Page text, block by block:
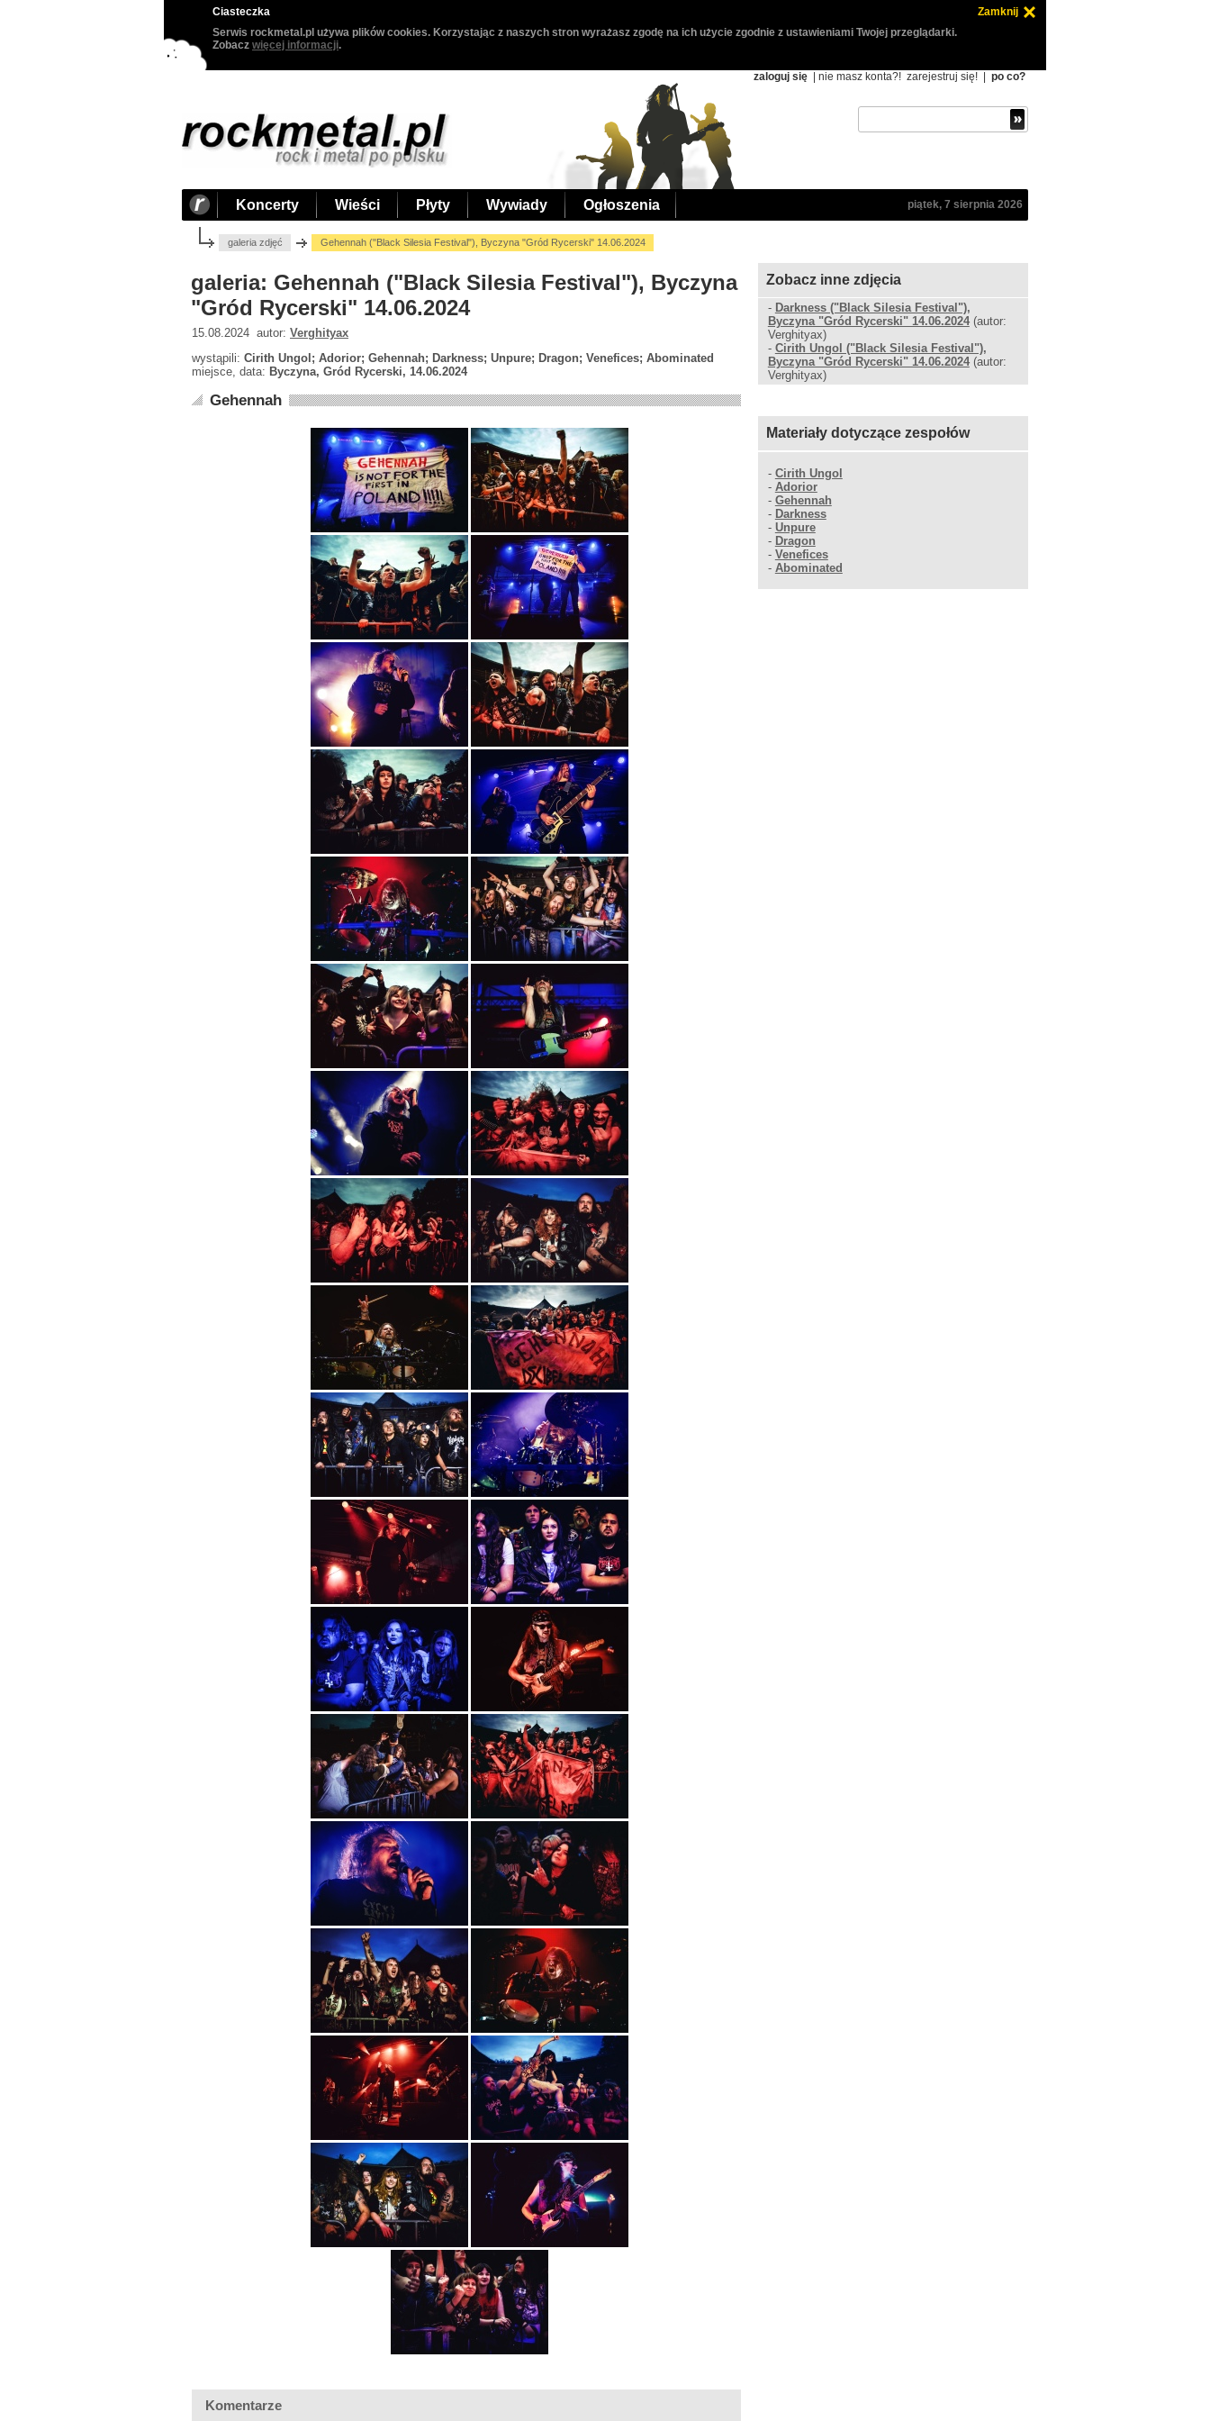
Ciasteczka
Zamknij
Serwis rockmetal.pl używa plików cookies. Korzystając z naszych stron wyrażasz zgodę na ich użycie zgodnie z ustawieniami Twojej przeglądarki.
Zobacz więcej informacji.
zaloguj się | nie masz konta?! zarejestruj się! po co?
Koncerty Wieści Płyty Wywiady Ogłoszenia piątek, 7 sierpnia 2026
galeria zdjęć Gehennah ("Black Silesia Festival"), Byczyna "Gród Rycerski" 14.06.2024
galeria: Gehennah ("Black Silesia Festival"), Byczyna
"Gród Rycerski" 14.06.2024
15.08.2024 autor: Verghityax
wystąpili: Cirith Ungol; Adorior; Gehennah; Darkness; Unpure; Dragon; Venefices; Abominated
miejsce, data: Byczyna, Gród Rycerski, 14.06.2024
Gehennah
Komentarze
Zobacz inne zdjęcia
- Darkness ("Black Silesia Festival"),
Byczyna "Gród Rycerski" 14.06.2024(autor:
Verghityax)
- Cirith Ungol ("Black Silesia Festival"),
Byczyna "Gród Rycerski" 14.06.2024(autor:
Verghityax)
Materiały dotyczące zespołów
- Cirith Ungol
- Adorior
- Gehennah
- Darkness
- Unpure
- Dragon
- Venefices
- Abominated